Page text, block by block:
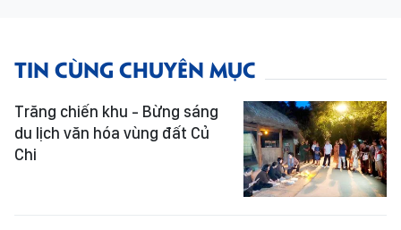
TIN CÙNG CHUYÊN MỤC
Trăng chiến khu - Bừng sáng
du lịch văn hóa vùng đất Củ
Chi